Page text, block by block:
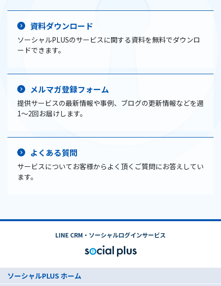
資料ダウンロード
ソーシャルPLUSのサービスに関する資料を無料でダウンロ
ードできます。
メルマガ登録フォーム
提供サービスの最新情報や事例、ブログの更新情報などを週
1〜2回お届けします。
よくある質問
サービスについてお客様からよく頂くご質問にお答えしてい
ます。
LINE CRM・ソーシャルログインサービス
ソーシャルPLUS ホーム